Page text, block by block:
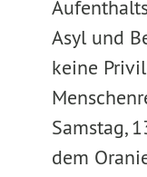
Asyl und
keine
Samstag,
dem